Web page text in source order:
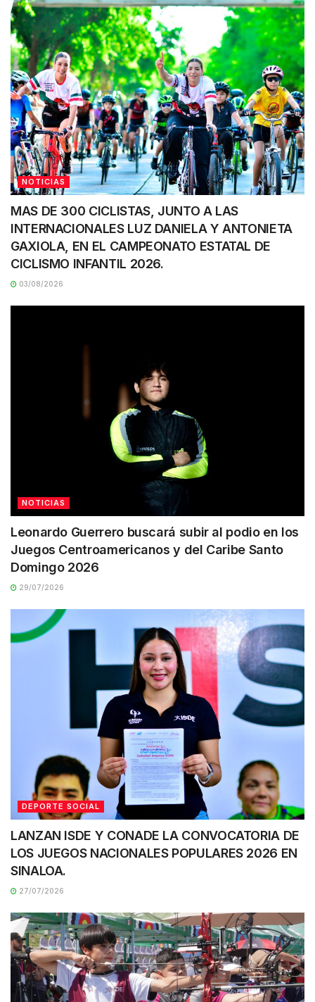
NOTICIAS
MAS DE 300 CICLISTAS, JUNTO A LAS
INTERNACIONALES LUZ DANIELA Y ANTONIETA
GAXIOLA, EN EL CAMPEONATO ESTATAL DE
CICLISMO INFANTIL 2026.
03/08/2026
NOTICIAS
Leonardo Guerrero buscará subir al podio en los
Juegos Centroamericanos y del Caribe Santo
Domingo 2026
29/07/2026
DEPORTE SOCIAL
LANZAN ISDE Y CONADE LA CONVOCATORIA DE
LOS JUEGOS NACIONALES POPULARES 2026 EN
SINALOA.
27/07/2026